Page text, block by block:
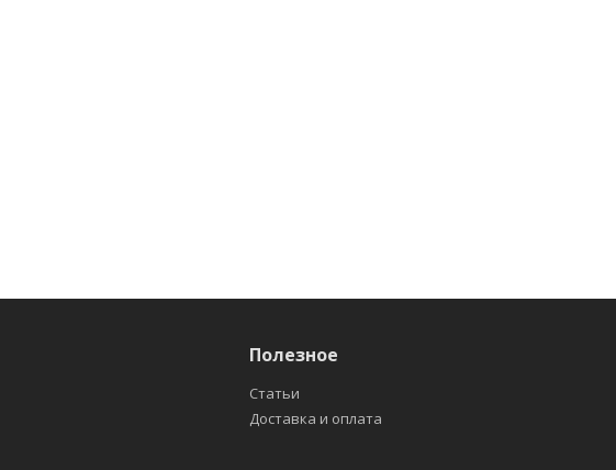
Полезное
Статьи
Доставка и оплата